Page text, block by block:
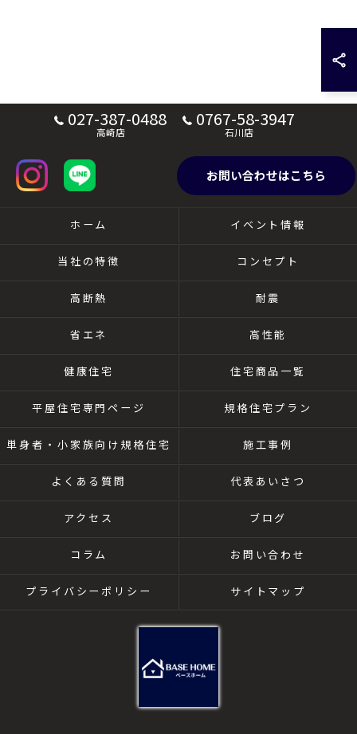
027-387-0488
高崎店
0767-58-3947
石川店
お問い合わせはこちら
ホーム イベント情報
当社の特徴 コンセプト
高断熱 耐震
省エネ 高性能
健康住宅 住宅商品一覧
平屋住宅専門ページ 規格住宅プラン
単身者・小家族向け規格住宅 施工事例
よくある質問 代表あいさつ
アクセス ブログ
コラム お問い合わせ
プライバシーポリシー サイトマップ